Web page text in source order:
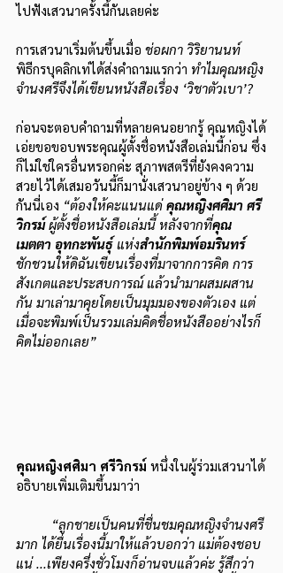
ไปฟังเสวนาครั้งนี้กันเลยค่ะ
การเสวนาเริ่มต้นขึ้นเมื่อ ช่อผกา วิริยานนท์
พิธีกรบุคลิกเท่ได้ส่งคำถามแรกว่า ทำไมคุณหญิง
จำนงศรีจึงได้เขียนหนังสือเรื่อง ‘วิชาตัวเบา’?
ก่อนจะตอบคำถามที่หลายคนอยากรู้ คุณหญิงได้
เอ่ยขอขอบพระคุณผู้ตั้งชื่อหนังสือเล่มนี้ก่อน ซึ่ง
ก็ไม่ใช่ใครอื่นหรอกค่ะ สุภาพสตรีที่ยังคงความ
สวยไว้ได้เสมอวันนี้ก็มานั่งเสวนาอยู่ข้าง ๆ ด้วย
กันนี่เอง “ต้องให้คะแนนแด่ คุณหญิงศศิมา ศรี
วิกรม์ ผู้ตั้งชื่อหนังสือเล่มนี้ หลังจากที่คุณ
เมตตา อุทกะพันธุ์ แห่งสำนักพิมพ์อมรินทร์
ชักชวนให้ดิฉันเขียนเรื่องที่มาจากการคิด การ
สังเกตและประสบการณ์ แล้วนำมาผสมผสาน
กัน มาเล่ามาคุยโดยเป็นมุมมองของตัวเอง แต่
เมื่อจะพิมพ์เป็นรวมเล่มคิดชื่อหนังสืออย่างไรก็
คิดไม่ออกเลย”
คุณหญิงศศิมา ศรีวิกรม์ หนึ่งในผู้ร่วมเสวนาได้
อธิบายเพิ่มเติมขึ้นมาว่า
“ลูกชายเป็นคนที่ชื่นชมคุณหญิงจำนงศรี
มาก ได้ยื่นเรื่องนี้มาให้แล้วบอกว่า แม่ต้องชอบ
แน่ ...เพียงครึ่งชั่วโมงก็อ่านจบแล้วค่ะ รู้สึกว่า